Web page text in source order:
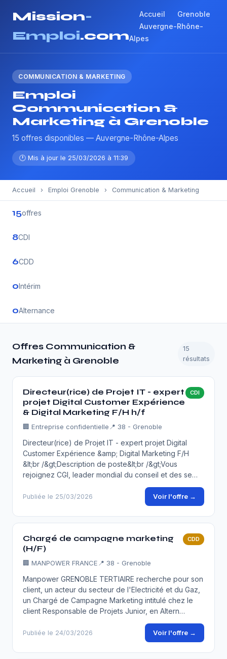
Mission-
Emploi.com
Accueil
Grenoble
Auvergne-Rhône-
Alpes
COMMUNICATION & MARKETING
Emploi
Communication &
Marketing à Grenoble
15 offres disponibles — Auvergne-Rhône-Alpes
🕐 Mis à jour le 25/03/2026 à 11:39
Accueil › Emploi Grenoble › Communication & Marketing
15offres
8CDI
6CDD
0Intérim
0Alternance
Offres Communication &
Marketing à Grenoble
15
résultats
Directeur(rice) de Projet IT - expert
projet Digital Customer Expérience
& Digital Marketing F/H h/f
CDI
🏢 Entreprise confidentielle 📍 38 - Grenoble
Directeur(rice) de Projet IT - expert projet Digital
Customer Expérience &amp; Digital Marketing F/H
&lt;br /&gt;Description de poste&lt;br /&gt;Vous
rejoignez CGI, leader mondial du conseil et des se…
Publiée le 25/03/2026 Voir l'offre →
Chargé de campagne marketing
(H/F)
CDD
🏢 MANPOWER FRANCE 📍 38 - Grenoble
Manpower GRENOBLE TERTIAIRE recherche pour son
client, un acteur du secteur de l'Electricité et du Gaz,
un Chargé de Campagne Marketing intitulé chez le
client Responsable de Projets Junior, en Altern…
Publiée le 24/03/2026 Voir l'offre →